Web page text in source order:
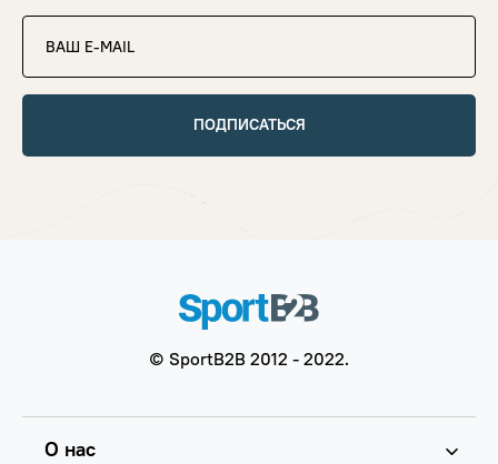
ПОДПИСАТЬСЯ
© SportB2B 2012 - 2022.
О нас